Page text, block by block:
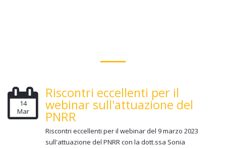
14
Mar
Riscontri eccellenti per il
webinar sull'attuazione del
PNRR
Riscontri eccellenti per il webinar del 9 marzo 2023
sull'attuazione del PNRR con la dott.ssa Sonia